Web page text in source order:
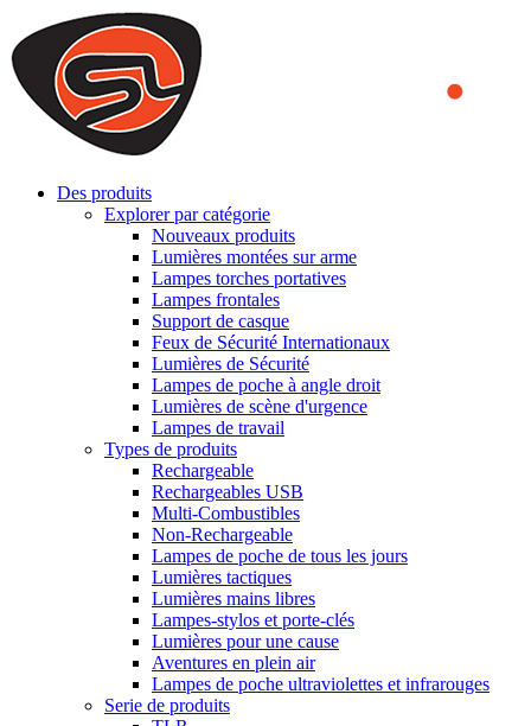
We use cookies to ensure that we provide you the best experience
on our website. By continuing to browse this website, you accept
that cookies are used to help us analyze how the website is used and
to offer you a better experience. To learn more or to find out how
you can disable cookies, you can access our
Des produits
Explorer par catégorie
Nouveaux produits
Lumières montées sur arme
Lampes torches portatives
Lampes frontales
Support de casque
Feux de Sécurité Internationaux
Lumières de Sécurité
Lampes de poche à angle droit
Lumières de scène d'urgence
Lampes de travail
Types de produits
Rechargeable
Rechargeables USB
Multi-Combustibles
Non-Rechargeable
Lampes de poche de tous les jours
Lumières tactiques
Lumières mains libres
Lampes-stylos et porte-clés
Lumières pour une cause
Aventures en plein air
Lampes de poche ultraviolettes et infrarouges
Serie de produits